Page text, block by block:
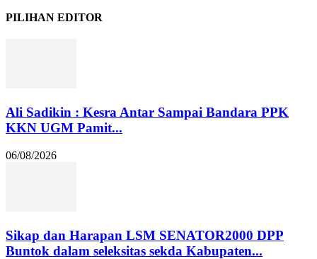
PILIHAN EDITOR
Ali Sadikin : Kesra Antar Sampai Bandara PPK
KKN UGM Pamit...
06/08/2026
Sikap dan Harapan LSM SENATOR2000 DPP
Buntok dalam seleksitas sekda Kabupaten...